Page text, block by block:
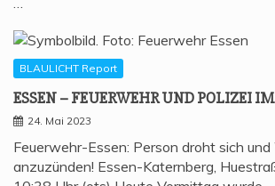
BLAULICHT Report
ESSEN – FEU­ER­WEHR UND POLI­ZEI IM
24. Mai 2023
Feuerwehr-Essen: Person droht sich
anzuzünden! Essen-Katernberg,